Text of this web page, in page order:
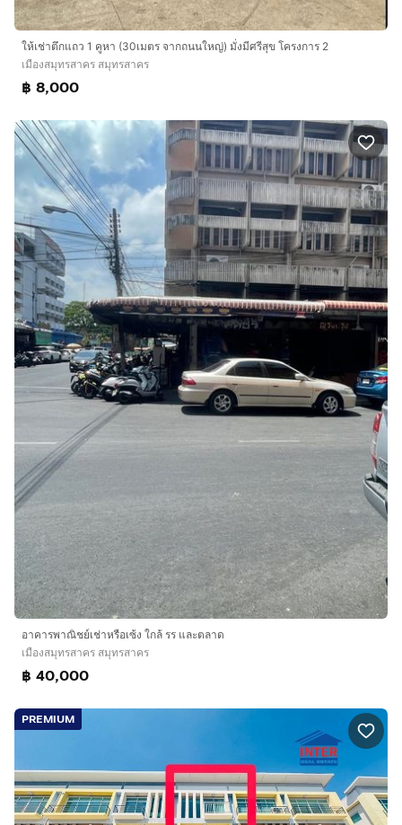
ให้เช่าตึกแถว 1 คูหา (30เมตร จากถนนใหญ่) มั่งมีศรีสุข โครงการ 2
เมืองสมุทรสาคร สมุทรสาคร
฿ 8,000
อาคารพาณิชย์เช่าหรือเซ้ง ใกล้ รร และตลาด
เมืองสมุทรสาคร สมุทรสาคร
฿ 40,000
PREMIUM